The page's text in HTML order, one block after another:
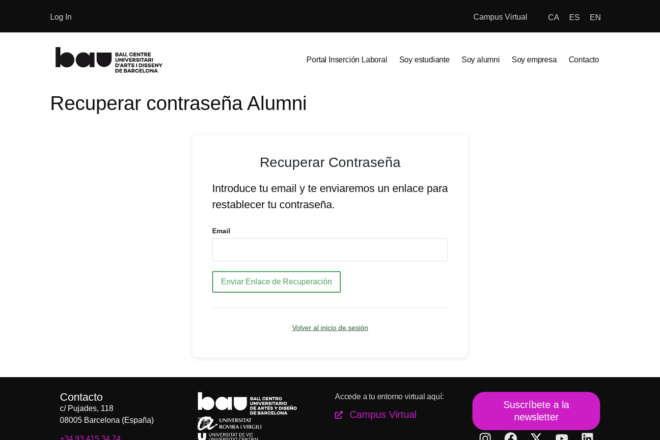
Log In Campus Virtual CA ES EN
Portal Inserción Laboral Soy estudiante Soy alumni Soy empresa Contacto
Recuperar contraseña Alumni
Recuperar Contraseña
Introduce tu email y te enviaremos un enlace para
restablecer tu contraseña.
Email
Enviar Enlace de Recuperación
Volver al inicio de sesión
Contacto
c/ Pujades, 118
08005 Barcelona (España)
Accede a tu entorno virtual aquí:
Campus Virtual
Suscríbete a la
newsletter